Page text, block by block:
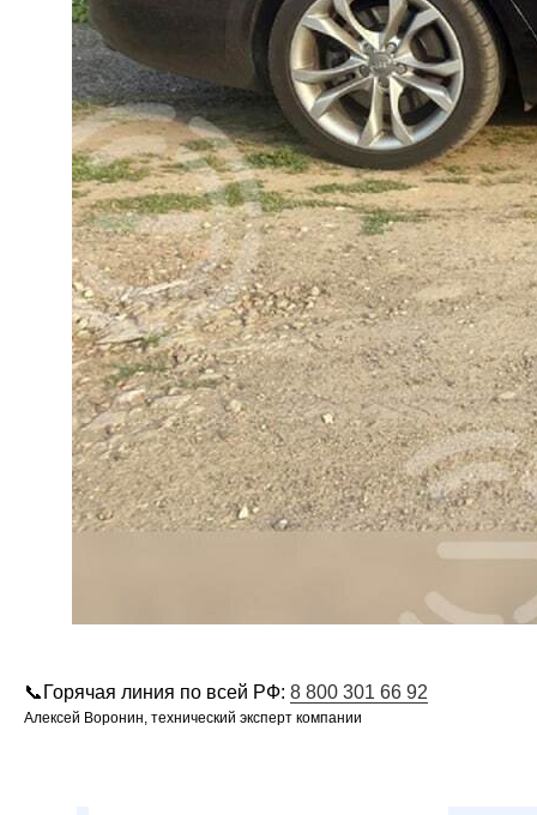
📞Горячая линия по всей РФ: 8 800 301 66 92
Алексей Воронин, технический эксперт компании